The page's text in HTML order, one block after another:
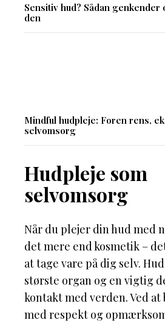
Sensitiv hud? Sådan
den
Mindful hudpleje: Foren rens,
selvomsorg
Hudpleje som
selvomsorg
Når du plejer din hud med
det mere end kosmetik –
at tage vare på dig selv.
største organ og en vigtig
kontakt med verden. Ved
med respekt og